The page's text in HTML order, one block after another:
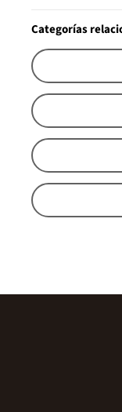
Categorías